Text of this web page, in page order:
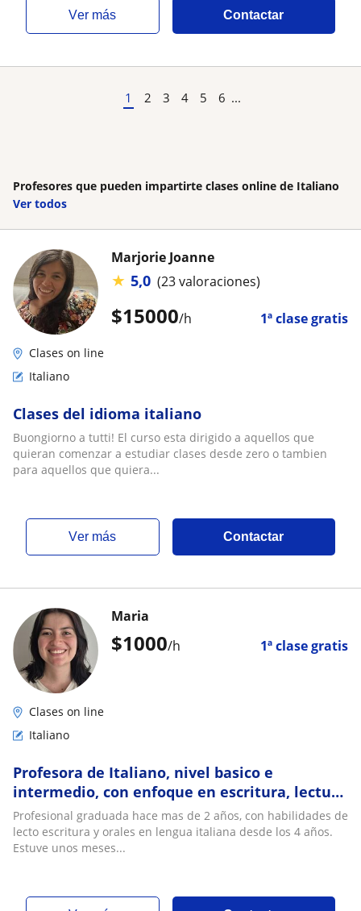
ver más Contactar
1 2 3 4 5 6 ...
Profesores que pueden impartirte clases online de Italiano
Ver todos
$15000/h 1ª clase gratis
Marjorie Joanne
★ 5,0 (23 valoraciones)
Clases on line
Italiano
Clases del idioma italiano
Buongiorno a tutti! El curso esta dirigido a aquellos que
quieran comenzar a estudiar clases desde zero o tambien
para aquellos que quiera...
ver más Contactar
$1000/h 1ª clase gratis
Maria
Clases on line
Italiano
Profesora de Italiano, nivel basico e
intermedio, con enfoque en escritura, lectura
y habla
Profesional graduada hace mas de 2 años, con habilidades de
lecto escritura y orales en lengua italiana desde los 4 años.
Estuve unos meses...